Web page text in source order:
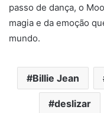
passo de dança, o
magia e da emoção
mundo.
Billie Jean
deslizar